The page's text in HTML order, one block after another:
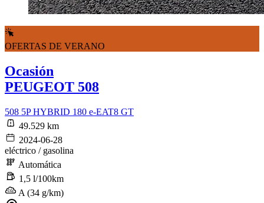
OFERTAS DE VERANO
Ocasión
PEUGEOT 508
508 5P HYBRID 180 e-EAT8 GT
49.529 km
2024-06-28
eléctrico / gasolina
Automática
1,5 l/100km
A (34 g/km)